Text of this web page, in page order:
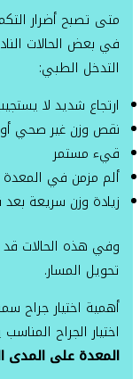
متى تصبح أضرار
في بعض الحالات
التدخل الطبي:
ارتجاع شديد لا
نقص وزن غير صحي
قيء مستمر
ألم مزمن في المعدة
زيادة وزن سريعة
وفي هذه الحالات قد
تحويل المسار.
أهمية اختيار جراح
اختيار الجراح
المعدة على المدى